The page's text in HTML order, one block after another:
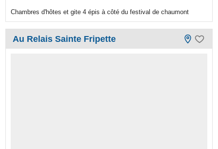
Chambres d'hôtes et gite 4 épis à côté du festival de chaumont
Au Relais Sainte Fripette